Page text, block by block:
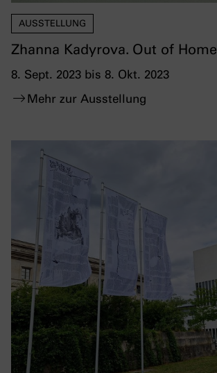
AUSSTELLUNG
Zhanna Kadyrova. Out of Home
8. Sept. 2023 bis 8. Okt. 2023
Mehr zur Ausstellung